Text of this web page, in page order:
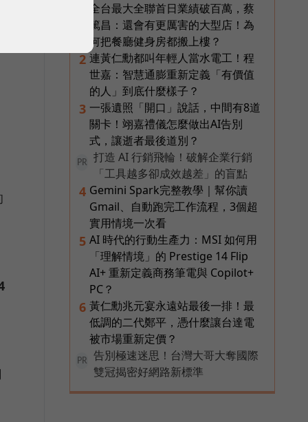
全台最大全聯首日業績破百萬，蔡
篤昌：還會有更厲害的大型店！為
何把餐廳健身房都搬上樓？
2 連黃仁勳都叫年輕人當水電工！程
世嘉：智慧通膨重新定義「有價值
的人」到底什麼樣子？
3 一張遺照「開口」說話，中間有8道
關卡！翊嘉禮儀怎麼做出AI告別
式，讓逝者最後道別？
PR
打造 AI 行銷飛輪！破解企業行銷
「工具越多卻成效越差」的盲點
4 Gemini Spark完整教學｜幫你讀
Gmail、自動跑完工作流程，3個超
實用情境一次看
5 AI 時代的行動生產力：MSI 如何用
「理解情境」的 Prestige 14 Flip
AI+ 重新定義商務筆電與 Copilot+
PC？
6 黃仁勳兆元宴永遠站最後一排！最
低調的二代鄭平，憑什麼讓台達電
被市場重新定價？
PR
告別極速迷思！台灣大哥大奪國際
雙冠揭密好網路新標準